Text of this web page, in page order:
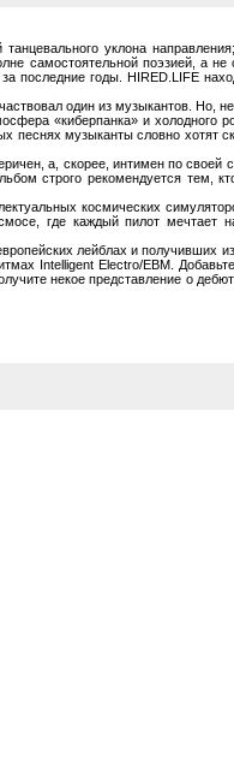
уклона
самостоятельной поэзией, а не
последние годы. HIRED.LIFE
один из музыкантов. Но,
«киберпанка» и холодного
песнях музыканты словно хотят
а, скорее, интимен по своей
строго рекомендуется тем,
космических
где каждый пилот мечтает
лейблах и получивших
Intelligent Electro/EBM.
некое представление о